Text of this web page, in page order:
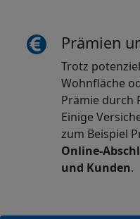
Prämien
Trotz
Wohnfläche
Prämie durch
Einige
zum Beispiel
Online-
und Kunden.